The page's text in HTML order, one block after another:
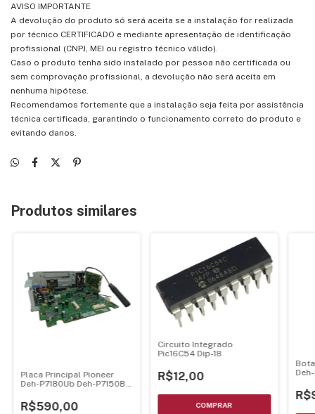
AVISO IMPORTANTE
A devolução do produto só será aceita se a instalação for realizada
por técnico CERTIFICADO e mediante apresentação de identificação
profissional (CNPJ, MEI ou registro técnico válido).
Caso o produto tenha sido instalado por pessoa não certificada ou
sem comprovação profissional, a devolução não será aceita em
nenhuma hipótese.
Recomendamos fortemente que a instalação seja feita por assistência
técnica certificada, garantindo o funcionamento correto do produto e
evitando danos.
Produtos similares
Placa Principal Pioneer
Deh-P7180Ub Deh-P7150Bt
R$590,00
Circuito Integrado
Pic16C54 Dip-18
R$12,00